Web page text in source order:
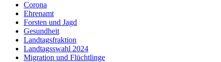
Corona
Ehrenamt
Forsten und Jagd
Gesundheit
Landtagsfraktion
Landtagsswahl 2024
Migration und Flüchtlinge